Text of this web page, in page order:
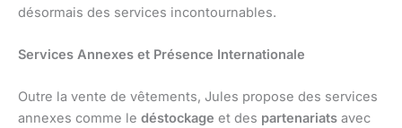
désormais des services incontournables.
Services Annexes et Présence Internationale
Outre la vente de vêtements, Jules propose des services
annexes comme le déstockage et des partenariats avec